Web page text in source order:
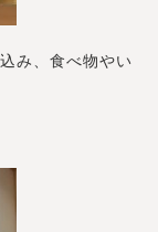
み、食べ物やい